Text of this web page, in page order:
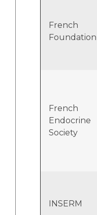
French
Foundation
French
Endocrine
Society
INSERM